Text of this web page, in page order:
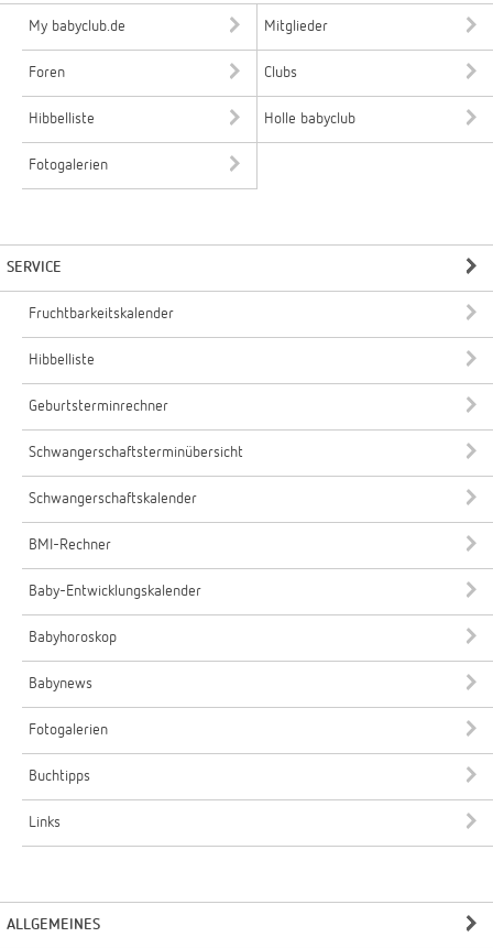
My babyclub.de Mitglieder
Foren Clubs
Hibbelliste Holle babyclub
Fotogalerien
SERVICE
Fruchtbarkeitskalender
Hibbelliste
Geburtsterminrechner
Schwangerschaftsterminübersicht
Schwangerschaftskalender
BMI-Rechner
Baby-Entwicklungskalender
Babyhoroskop
Babynews
Fotogalerien
Buchtipps
Links
ALLGEMEINES